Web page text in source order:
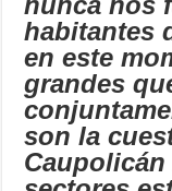
habitantes
en este
grandes
son la